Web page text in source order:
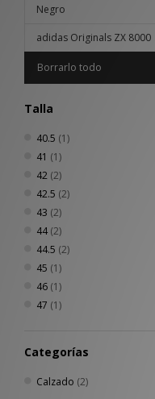
Negro
adidas Originals ZX 8000
Borrarlo todo
Talla
40.5 (1)
41 (1)
42 (2)
42.5 (2)
43 (2)
44(2)
44.5 (2)
45 (1)
46 (1)
47 (1)
Categorías
Calzado (2)